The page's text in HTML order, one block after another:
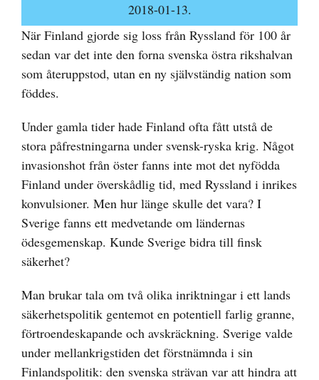
2018-01-13.
När Finland gjorde sig loss från Ryssland för 100 år
sedan var det inte den forna svenska östra rikshalvan
som återuppstod, utan en ny självständig nation som
föddes.
Under gamla tider hade Finland ofta fått utstå de
stora påfrestningarna under svensk-ryska krig. Något
invasionshot från öster fanns inte mot det nyfödda
Finland under överskådlig tid, med Ryssland i inrikes
konvulsioner. Men hur länge skulle det vara? I
Sverige fanns ett medvetande om ländernas
ödesgemenskap. Kunde Sverige bidra till finsk
säkerhet?
Man brukar tala om två olika inriktningar i ett lands
säkerhetspolitik gentemot en potentiell farlig granne,
förtroendeskapande och avskräckning. Sverige valde
under mellankrigstiden det förstnämnda i sin
Finlandspolitik: den svenska strävan var att hindra att